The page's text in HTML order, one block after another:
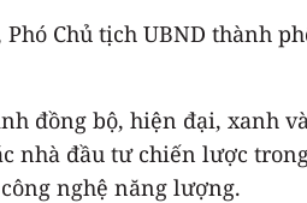
Chủ tịch UBND thành
đồng bộ, hiện đại, xanh
nhà đầu tư chiến lược
nghệ năng lượng.